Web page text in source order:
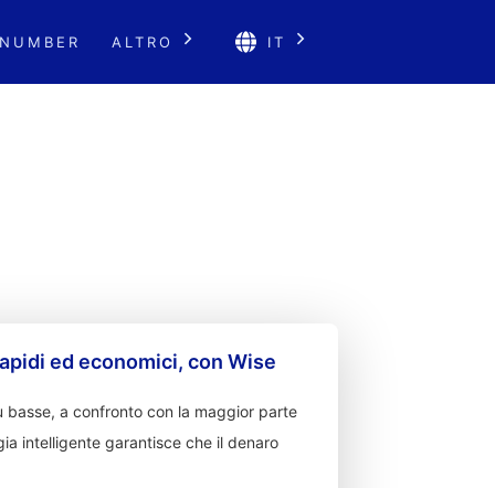
ALTRO IT
ed economici, con Wise
basse, a confronto con la maggior parte
intelligente garantisce che il denaro